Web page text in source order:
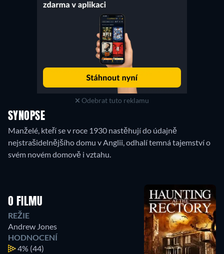
Odebrat tuto reklamu
SYNOPSE
Manželé, kteří se v roce 1930 nastěhují do údajně
nejstrašidelnějšího domu v Anglii, odhalí temná tajemství o
svém novém domově i vztahu.
O FILMU
REŽIE
Andrew Jones
HODNOCENÍ
4% (44)